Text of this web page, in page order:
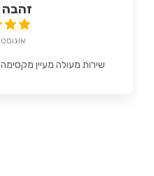
זהבה
אוגוסט 5, 2026
שירות מעולה מעיין